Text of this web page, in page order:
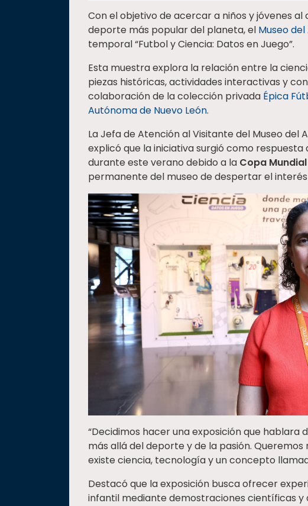
Con el objetivo de acercar a niños y jóvenes
deporte más popular del planeta, el Museo
temporal “Futbol y Ciencia: Datos en Juego”.
Esta muestra explora la relación entre la
piezas históricas, actividades interactivas y
colaboración de la colección privada Épica
Autónoma de Nuevo León.
La Jefa de Atención al Visitante del Museo del
explicó que la iniciativa surgió como
durante este verano debido a la Copa
permanente del museo de despertar el
“Decidimos hacer una exposición que hablara
más allá del deporte y de la pasión.
existe ciencia, tecnología y un concepto
Destacó que la exposición busca ofrecer
infantil mediante demostraciones científicas y